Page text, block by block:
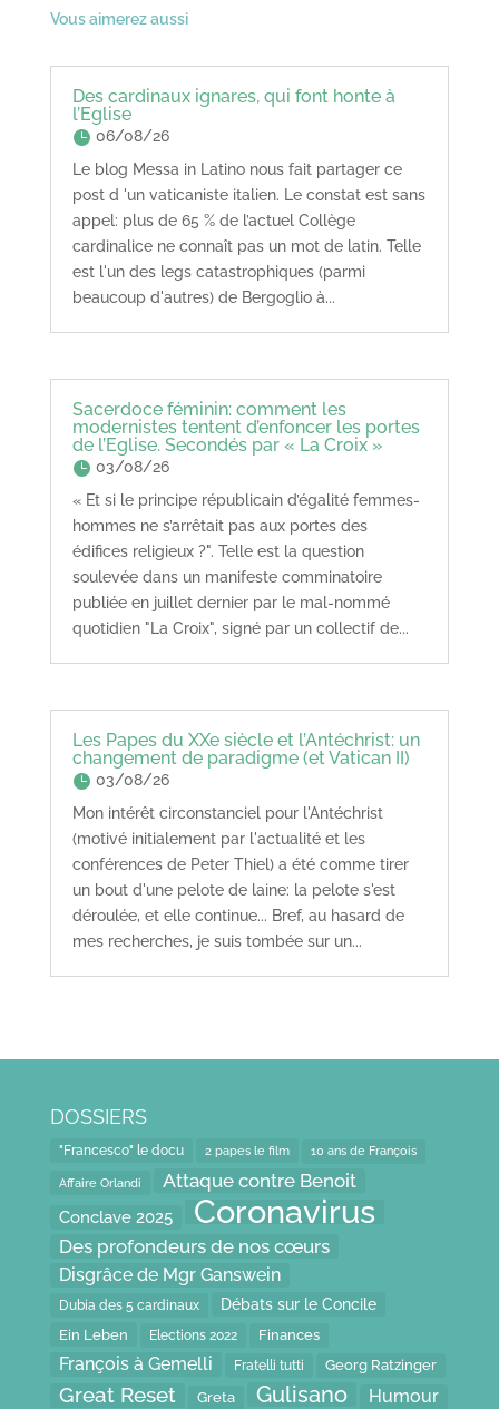
Vous aimerez aussi
Des cardinaux ignares, qui font honte à
l’Eglise
06/08/26
Le blog Messa in Latino nous fait partager ce
post d 'un vaticaniste italien. Le constat est sans
appel: plus de 65 % de l’actuel Collège
cardinalice ne connaît pas un mot de latin. Telle
est l'un des legs catastrophiques (parmi
beaucoup d'autres) de Bergoglio à...
Sacerdoce féminin: comment les
modernistes tentent d’enfoncer les portes
de l’Eglise. Secondés par « La Croix »
03/08/26
« Et si le principe républicain d’égalité femmes-
hommes ne s’arrêtait pas aux portes des
édifices religieux ?". Telle est la question
soulevée dans un manifeste comminatoire
publiée en juillet dernier par le mal-nommé
quotidien "La Croix", signé par un collectif de...
Les Papes du XXe siècle et l’Antéchrist: un
changement de paradigme (et Vatican II)
03/08/26
Mon intérêt circonstanciel pour l'Antéchrist
(motivé initialement par l'actualité et les
conférences de Peter Thiel) a été comme tirer
un bout d'une pelote de laine: la pelote s'est
déroulée, et elle continue... Bref, au hasard de
mes recherches, je suis tombée sur un...
DOSSIERS
"Francesco" le docu 2 papes le film 10 ans de François
Affaire Orlandi Attaque contre Benoit
Conclave 2025 Coronavirus
Des profondeurs de nos cœurs
Disgrâce de Mgr Ganswein
Dubia des 5 cardinaux
Débats sur le Concile
Ein Leben
Elections 2022 Finances
François à Gemelli Fratelli tutti Georg Ratzinger
Great Reset Greta Gulisano Humour